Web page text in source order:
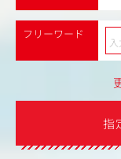
フリーワード
指